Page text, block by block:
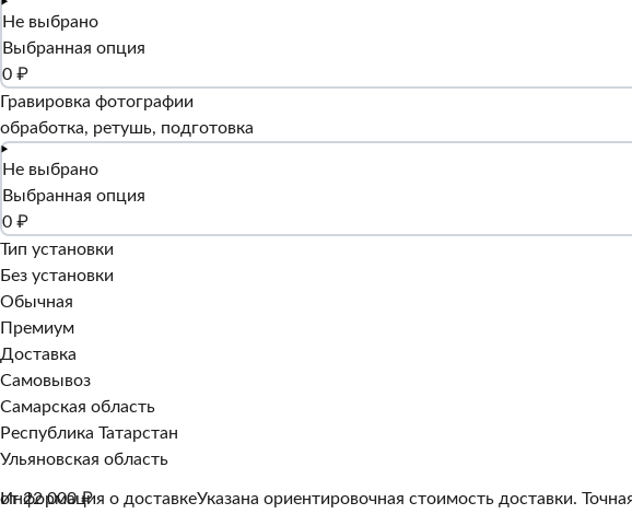
Не выбрано
Выбранная опция
0 ₽
Гравировка фотографии
обработка, ретушь, подготовка
Не выбрано
Выбранная опция
0 ₽
Тип установки
Без установки
Обычная
Премиум
Доставка
Самовывоз
Самарская область
Республика Татарстан
Ульяновская область
Информация о доставкеУказана ориентировочная стоимость доставки.
от 22 000 ₽